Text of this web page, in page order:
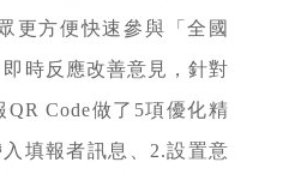
更方便快速參與「全國
時反應改善意見，針對
Code做了5項優化精
填報者訊息、2.設置意